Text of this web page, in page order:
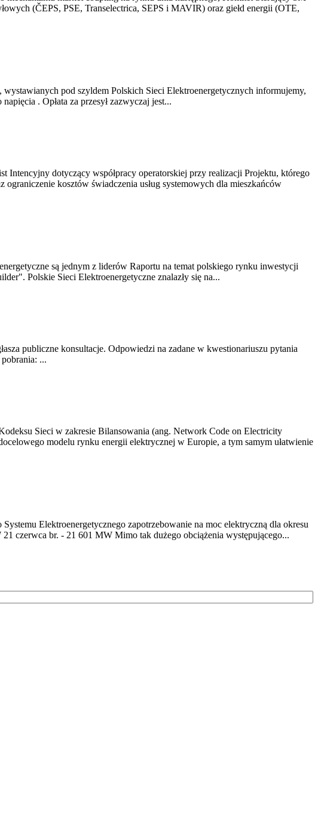
(ČEPS, PSE, Transelectrica, SEPS i MAVIR) oraz giełd energii (OTE,
pod szyldem Polskich Sieci Elektroenergetycznych informujemy,
. Opłata za przesył zazwyczaj jest...
Intencyjny dotyczący współpracy operatorskiej przy realizacji Projektu, którego
kosztów świadczenia usług systemowych dla mieszkańców
są jednym z liderów Raportu na temat polskiego rynku inwestycji
Polskie Sieci Elektroenergetyczne znalazły się na...
publiczne konsultacje. Odpowiedzi na zadane w kwestionariuszu pytania
...
Sieci w zakresie Bilansowania (ang. Network Code on Electricity
modelu rynku energii elektrycznej w Europie, a tym samym ułatwienie
Elektroenergetycznego zapotrzebowanie na moc elektryczną dla okresu
czerwca br. - 21 601 MW Mimo tak dużego obciążenia występującego...